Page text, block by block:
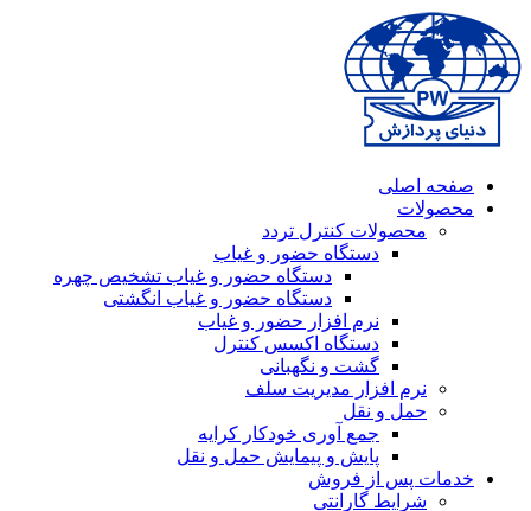
صفحه اصلی
محصولات
محصولات کنترل تردد
دستگاه حضور و غیاب
دستگاه حضور و غیاب تشخیص چهره
دستگاه حضور و غیاب انگشتی
نرم افزار حضور و غیاب
دستگاه اکسس کنترل
گشت و نگهبانی
نرم افزار مدیریت سلف
حمل و نقل
جمع آوری خودکار کرایه
پایش و پیمایش حمل و نقل
خدمات پس از فروش
شرایط گارانتی